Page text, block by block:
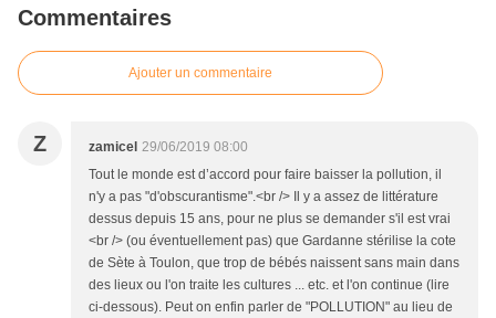
Commentaires
Ajouter un commentaire
Z zamicel 29/06/2019 08:00
Tout le monde est d’accord pour faire baisser la pollution, il
n'y a pas "d'obscurantisme".<br /> Il y a assez de littérature
dessus depuis 15 ans, pour ne plus se demander s'il est vrai
<br /> (ou éventuellement pas) que Gardanne stérilise la cote
de Sète à Toulon, que trop de bébés naissent sans main dans
des lieux ou l'on traite les cultures ... etc. et l'on continue (lire
ci-dessous). Peut on enfin parler de "POLLUTION" au lieu de